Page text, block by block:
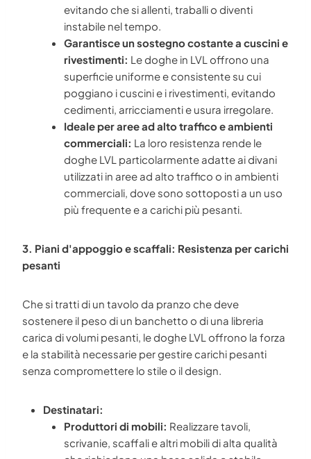
evitando che si allenti, traballi o diventi
instabile nel tempo.
Garantisce un sostegno costante a cuscini e
rivestimenti: Le doghe in LVL offrono una
superficie uniforme e consistente su cui
poggiano i cuscini e i rivestimenti, evitando
cedimenti, arricciamenti e usura irregolare.
Ideale per aree ad alto traffico e ambienti
commerciali: La loro resistenza rende le
doghe LVL particolarmente adatte ai divani
utilizzati in aree ad alto traffico o in ambienti
commerciali, dove sono sottoposti a un uso
più frequente e a carichi più pesanti.
3. Piani d'appoggio e scaffali: Resistenza per carichi
pesanti
Che si tratti di un tavolo da pranzo che deve
sostenere il peso di un banchetto o di una libreria
carica di volumi pesanti, le doghe LVL offrono la forza
e la stabilità necessarie per gestire carichi pesanti
senza compromettere lo stile o il design.
Destinatari:
Produttori di mobili: Realizzare tavoli,
scrivanie, scaffali e altri mobili di alta qualità